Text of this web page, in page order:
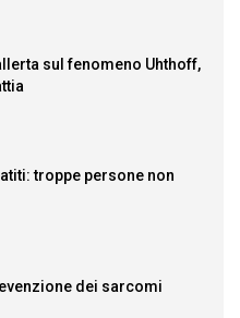
sul fenomeno Uhthoff,
troppe persone non
dei sarcomi